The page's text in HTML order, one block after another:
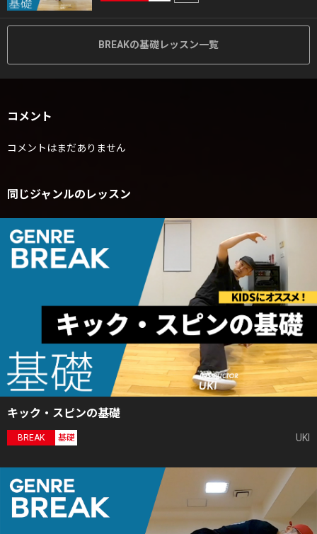
BREAKの基礎レッスン一覧
コメント
コメントはまだありません
同じジャンルのレッスン
キック・スピンの基礎
BREAK 基礎 UKI